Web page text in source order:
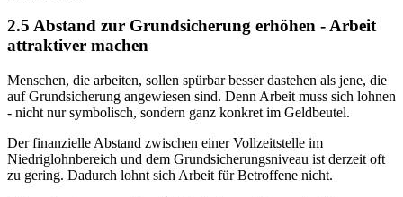
2.5 Abstand zur Grundsicherung erhöhen - Arbeit
attraktiver machen
Menschen, die arbeiten, sollen spürbar besser dastehen als jene, die
auf Grundsicherung angewiesen sind. Denn Arbeit muss sich lohnen
- nicht nur symbolisch, sondern ganz konkret im Geldbeutel.
Der finanzielle Abstand zwischen einer Vollzeitstelle im
Niedriglohnbereich und dem Grundsicherungsniveau ist derzeit oft
zu gering. Dadurch lohnt sich Arbeit für Betroffene nicht.